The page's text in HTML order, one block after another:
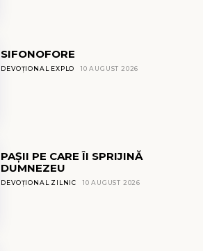
SIFONOFORE
DEVOȚIONAL EXPLO 10 AUGUST 2026
PAȘII PE CARE ÎI SPRIJINĂ
DUMNEZEU
DEVOȚIONAL ZILNIC 10 AUGUST 2026